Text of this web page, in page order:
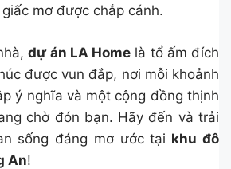
giấc mơ được chắp cánh.
dự án LA Home là tổ ấm đích
được vun đắp, nơi mỗi khoảnh
ý nghĩa và một cộng đồng thịnh
chờ đón bạn. Hãy đến và trải
sống đáng mơ ước tại khu đô
An!